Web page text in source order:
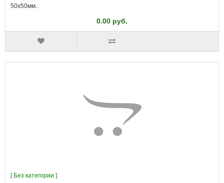
50x50мм..
0.00 руб.
[ Без категории ]